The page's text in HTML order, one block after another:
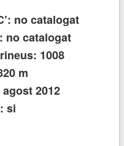
no catalogat
no catalogat
1008
m
2012
si